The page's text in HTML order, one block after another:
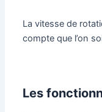
La vitesse de
compte que l’on
Les